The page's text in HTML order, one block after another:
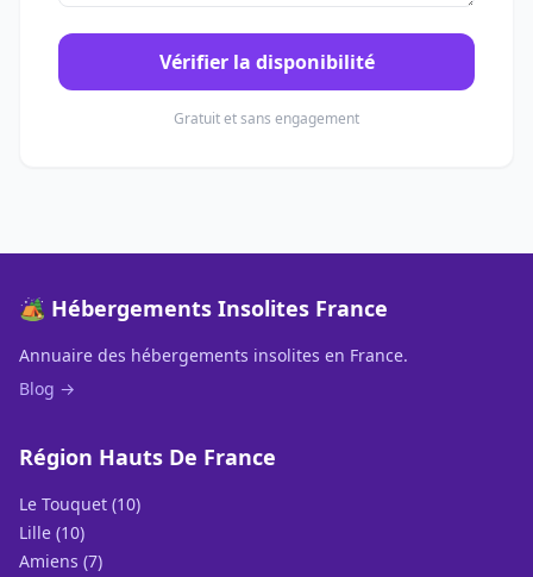
Vérifier la disponibilité
Gratuit et sans engagement
🏕️ Hébergements Insolites France
Annuaire des hébergements insolites en France.
Blog →
Région Hauts De France
Le Touquet (10)
Lille (10)
Amiens (7)